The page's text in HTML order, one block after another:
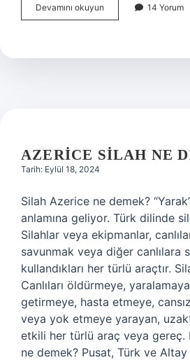
Devamını okuyun Bedelsiz
Almak
Zaman
14 Yorum
AZERICE SILAH NE
Tarih: Eylül 18, 2024
Silah Azerice ne demek?
anlamına geliyor. Türk dilinde
Silahlar veya ekipmanlar,
savunmak veya diğer canlılara
kullandıkları her türlü araçtır.
Canlıları öldürmeye,
getirmeye, hasta etmeye,
veya yok etmeye yarayan,
etkili her türlü araç veya gereç.
ne demek? Pusat, Türk ve